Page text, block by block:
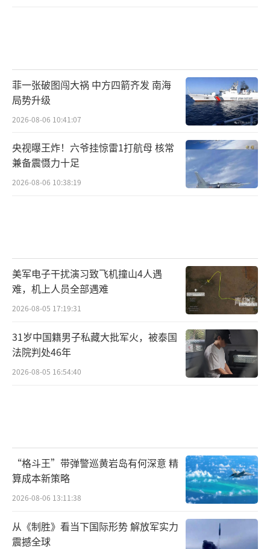
菲一张破图闯大祸 中方四箭齐发 南海
局势升级
2026-08-06 10:41:07
央视曝王炸！六爷挂惊雷1打航母 核常
兼备震慑力十足
2026-08-06 10:38:19
美军电子干扰演习致飞机撞山4人遇
难，机上人员全部遇难
2026-08-05 17:19:31
31岁中国籍男子私藏大批军火，被泰国
法院判处46年
2026-08-05 16:54:40
“格斗王”带弹警巡黄岩岛有何深意 精
算成本新策略
2026-08-06 13:11:38
从《制胜》看当下国际形势 解放军实力
震撼全球